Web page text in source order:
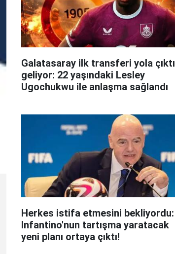
Galatasaray ilk transferi yola çıktı
geliyor: 22 yaşındaki Lesley
Ugochukwu ile anlaşma sağlandı
Herkes istifa etmesini bekliyordu:
Infantino'nun tartışma yaratacak
yeni planı ortaya çıktı!